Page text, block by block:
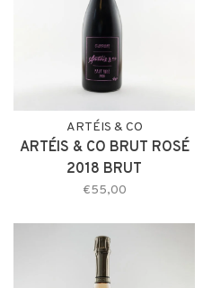
ARTÉIS & CO
ARTÉIS & CO BRUT ROSÉ
2018 BRUT
€55,00